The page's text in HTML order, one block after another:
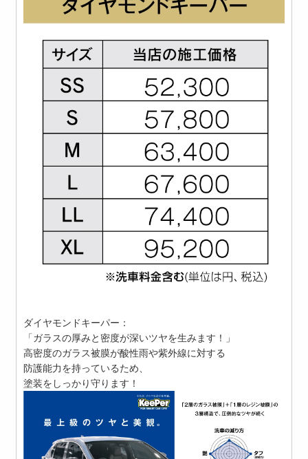
ダイヤモンドキーパー：
「ガラスの厚みと密度が深いツヤを生みます！」
高密度のガラス被膜が酸性雨や紫外線に対する
防護能力を持っているため、
塗装をしっかり守ります！